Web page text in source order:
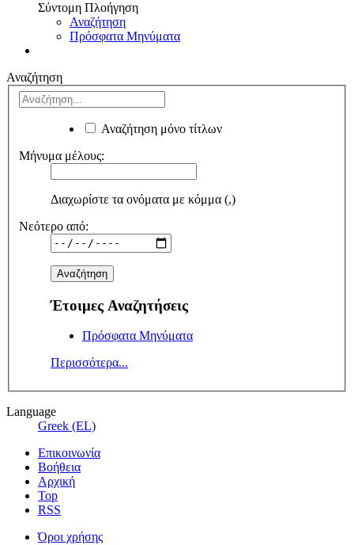
Σύντομη Πλοήγηση
Αναζήτηση
Πρόσφατα Μηνύματα
Αναζήτηση
Αναζήτηση μόνο τίτλων
Μήνυμα μέλους:
Διαχωρίστε τα ονόματα με κόμμα (,)
Νεότερο από:
Έτοιμες Αναζητήσεις
Πρόσφατα Μηνύματα
Περισσότερα...
Language
Greek (EL)
Επικοινωνία
Βοήθεια
Αρχική
Top
RSS
Όροι χρήσης